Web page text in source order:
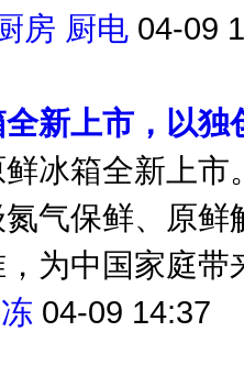
房 厨电 04-09
新上市，以独
冰箱全新上
气保鲜、原
为中国家庭带
04-09 14:37